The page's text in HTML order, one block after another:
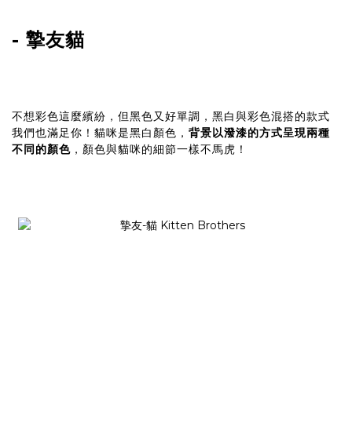
- 摯友貓
不想彩色這麼繽紛，但黑色又好單調，黑白與彩色混搭的款式
我們也滿足你！貓咪是黑白顏色， 背景以潑漆的方式呈現兩種
不同的顏色 ，顏色與貓咪的細節一樣不馬虎！